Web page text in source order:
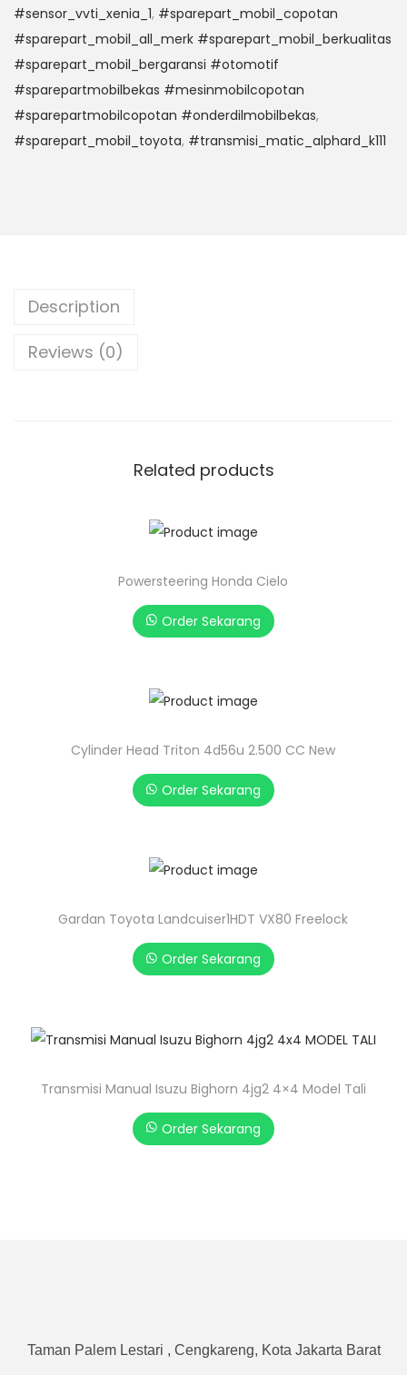
#sensor_vvti_xenia_1, #sparepart_mobil_copotan
#sparepart_mobil_all_merk #sparepart_mobil_berkualitas
#sparepart_mobil_bergaransi #otomotif
#sparepartmobilbekas #mesinmobilcopotan
#sparepartmobilcopotan #onderdilmobilbekas,
#sparepart_mobil_toyota, #transmisi_matic_alphard_k111
Description
Reviews (0)
Related products
Powersteering Honda Cielo
Order Sekarang
Cylinder Head Triton 4d56u 2.500 CC New
Order Sekarang
Gardan Toyota Landcuiser1HDT VX80 Freelock
Order Sekarang
Transmisi Manual Isuzu Bighorn 4jg2 4×4 Model Tali
Order Sekarang
Taman Palem Lestari , Cengkareng, Kota Jakarta Barat